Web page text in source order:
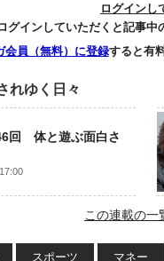
ログインし
ログインしていただくと記事中
会員（無料）に登録すると有
れゆく日々
回 体と遊ぶ面白さ
この連載の一
スポーツ マネー